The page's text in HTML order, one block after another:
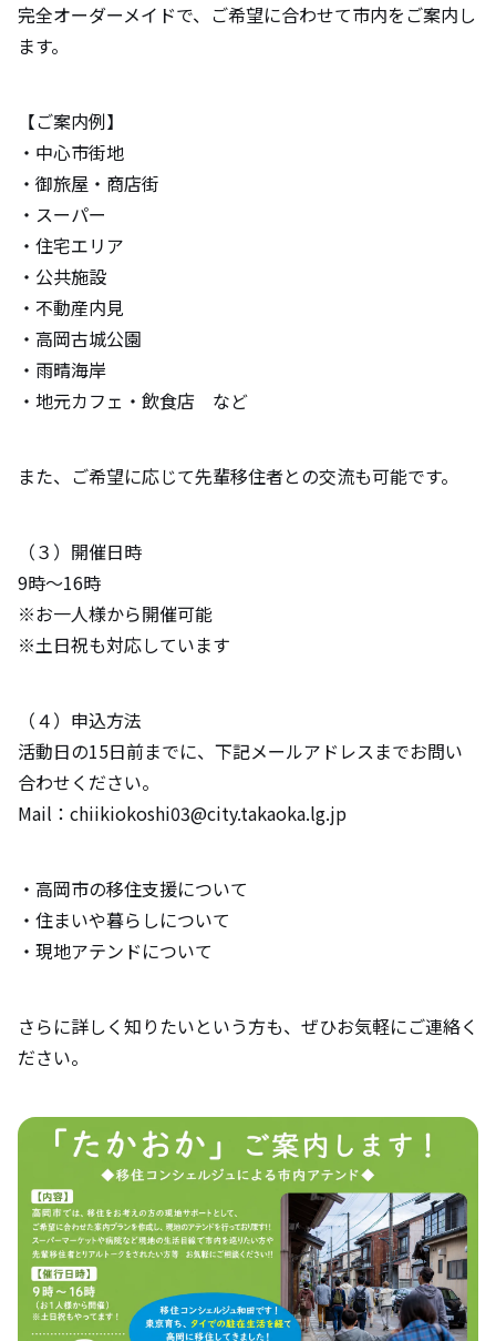
完全オーダーメイドで、ご希望に合わせて市内をご案内し
ます。
【ご案内例】
・中心市街地
・御旅屋・商店街
・スーパー
・住宅エリア
・公共施設
・不動産内見
・高岡古城公園
・雨晴海岸
・地元カフェ・飲食店 など
また、ご希望に応じて先輩移住者との交流も可能です。
（３）開催日時
9時～16時
※お一人様から開催可能
※土日祝も対応しています
（４）申込方法
活動日の15日前までに、下記メールアドレスまでお問い
合わせください。
Mail：chiikiokoshi03@city.takaoka.lg.jp
・高岡市の移住支援について
・住まいや暮らしについて
・現地アテンドについて
さらに詳しく知りたいという方も、ぜひお気軽にご連絡く
ださい。